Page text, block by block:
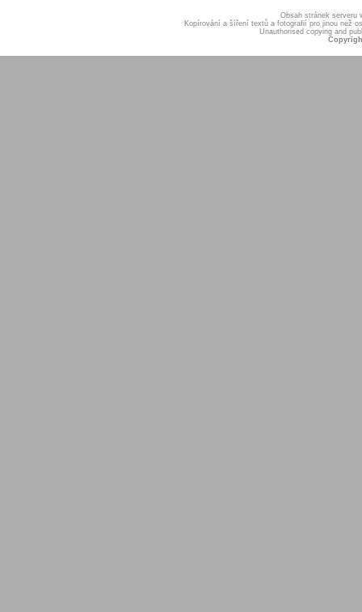
Obsah stránek serveru
Kopírování a šíření textů a fotografií pro jinou než
Unauthorised copying and